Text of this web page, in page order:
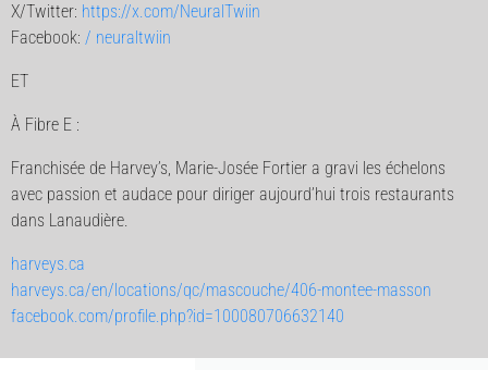
X/Twitter: https://x.com/NeuralTwiin
Facebook: / neuraltwiin
ET
À Fibre E :
Franchisée de Harvey’s, Marie-Josée Fortier a gravi les échelons
avec passion et audace pour diriger aujourd’hui trois restaurants
dans Lanaudière.
harveys.ca
harveys.ca/en/locations/qc/mascouche/406-montee-masson
facebook.com/profile.php?id=100080706632140